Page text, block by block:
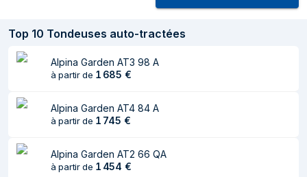
Hauteur de coupe
minimale
Hauteur de coupe
maximale
Wheel drive type Rear-wheel drive (RWD)
Type de
transmission
Top 10 Tondeuses auto-tractées
Alpina Garden AT3 98 A
à partir de 1 685 €
Alpina Garden AT4 84 A
à partir de 1 745 €
Alpina Garden AT2 66 QA
à partir de 1 454 €